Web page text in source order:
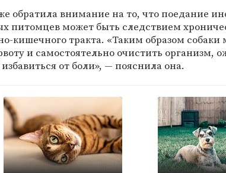
обратила внимание на то, что поедание
питомцев может быть следствием
кишечного тракта. «Таким образом собаки
и самостоятельно очистить организм,
от боли», — пояснила она.